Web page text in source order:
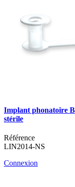
Implant phonatoire
stérile
Référence
LIN2014-NS
Connexion